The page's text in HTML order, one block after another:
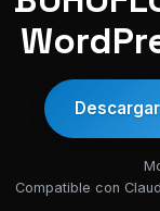
Compatible con